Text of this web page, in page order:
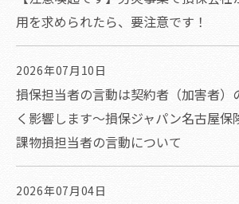
用を求められたら、要注意です！
2026年07月10日
損保担当者の言動は契約者（加害者）
く影響します～損保ジャパン名古屋保
課物損担当者の言動について
2026年07月04日